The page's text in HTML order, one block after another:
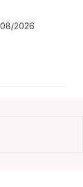
2026